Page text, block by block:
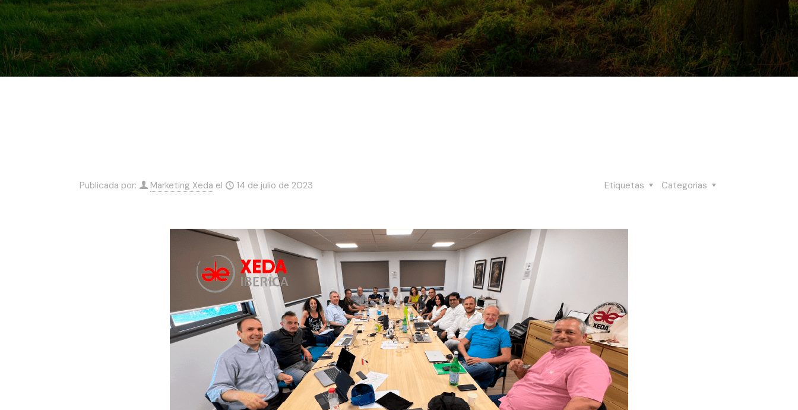
Publicada por: Marketing Xeda el 14 de julio de 2023 Categorias
Etiquetas